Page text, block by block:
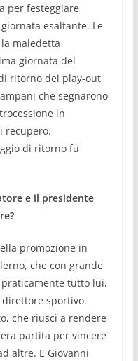
per festeggiare
esaltante. Le
maledetta
giornata del
ritorno dei play-out
che segnarono
in
recupero.
di ritorno fu
e il presidente
promozione in
che con grande
praticamente tutto lui,
sportivo.
che riuscì a rendere
partita per vincere
altre. E Giovanni